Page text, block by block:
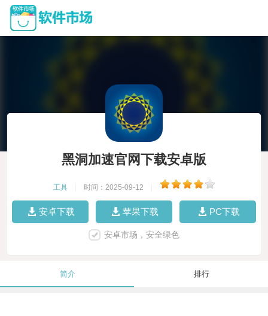
黑洞加速官网下载安卓版
工具 时间：2025-09-12
安卓下载 苹果下载 PC下载
安卓市场，安全绿色
简介 排行